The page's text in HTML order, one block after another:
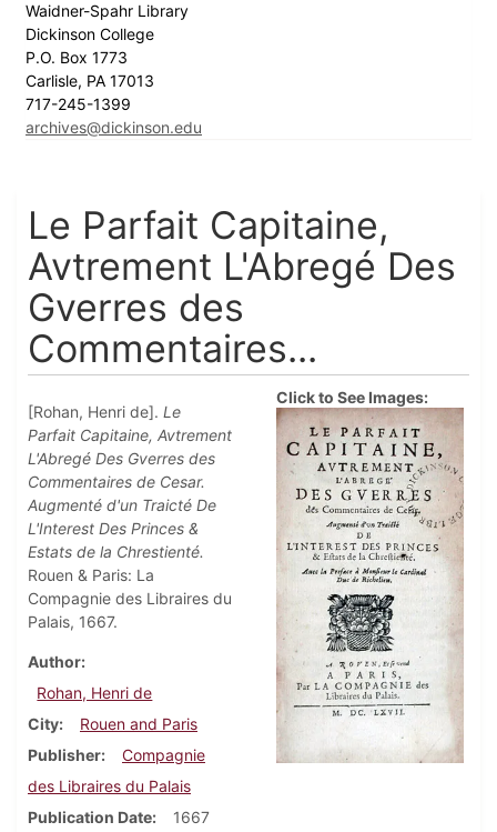
Waidner-Spahr Library
Dickinson College
P.O. Box 1773
Carlisle, PA 17013
717-245-1399
archives@dickinson.edu
Le Parfait Capitaine,
Avtrement L'Abregé Des
Gverres des
Commentaires...
[Rohan, Henri de]. Le
Parfait Capitaine, Avtrement
L'Abregé Des Gverres des
Commentaires de Cesar.
Augmenté d'un Traicté De
L'Interest Des Princes &
Estats de la Chrestienté.
Rouen & Paris: La
Compagnie des Libraires du
Palais, 1667.
Author
Rohan, Henri de
City
Rouen and Paris
Publisher
Compagnie
des Libraires du Palais
Publication Date
1667
Click to See Images: